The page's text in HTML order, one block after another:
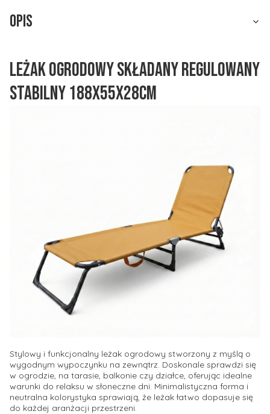
Opis
Leżak ogrodowy składany regulowany
stabilny 188x55x28cm
Stylowy i funkcjonalny leżak ogrodowy stworzony z myślą o
wygodnym wypoczynku na zewnątrz. Doskonale sprawdzi się
w ogrodzie, na tarasie, balkonie czy działce, oferując idealne
warunki do relaksu w słoneczne dni. Minimalistyczna forma i
neutralna kolorystyka sprawiają, że leżak łatwo dopasuje się
do każdej aranżacji przestrzeni.